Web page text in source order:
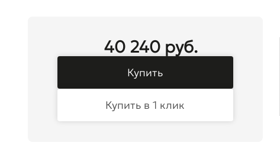
40 240 руб.
Купить
Купить в 1 клик